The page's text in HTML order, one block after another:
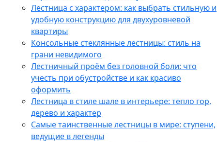
Лестница с характером: как выбрать стильную и
удобную конструкцию для двухуровневой
квартиры
Консольные стеклянные лестницы: стиль на
грани невидимого
Лестничный проём без головной боли: что
учесть при обустройстве и как красиво
оформить
Лестница в стиле шале в интерьере: тепло гор,
дерево и характер
Самые таинственные лестницы в мире: ступени,
ведущие в легенды